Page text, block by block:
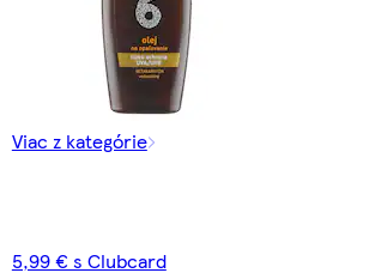
Viac z kategórie
5,99 € s Clubcard